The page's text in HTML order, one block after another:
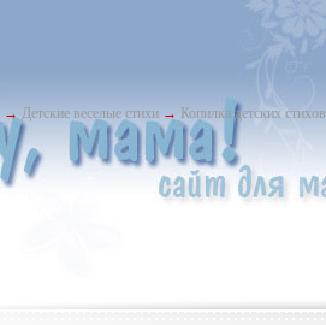
→ Детские веселые стихи → Копилка детских стихов